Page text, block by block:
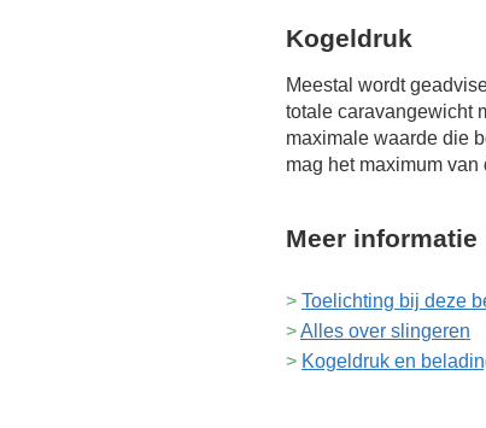
Kogeldruk
Meestal wordt
totale caravangewicht
maximale waarde die
mag het maximum
Meer informatie
Toelichting bij deze
Alles over slingeren
Kogeldruk en